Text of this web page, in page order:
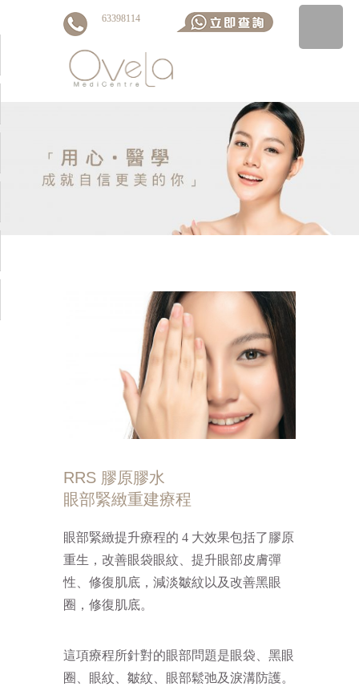
63398114
RRS 膠原膠水
眼部緊緻重建療程
眼部緊緻提升療程的 4 大效果包括了膠原
重生，改善眼袋眼紋、提升眼部皮膚彈
性、修復肌底，減淡皺紋以及改善黑眼
圈，修復肌底。
這項療程所針對的眼部問題是眼袋、黑眼
圈、眼紋、皺紋、眼部鬆弛及淚溝防護。
▼